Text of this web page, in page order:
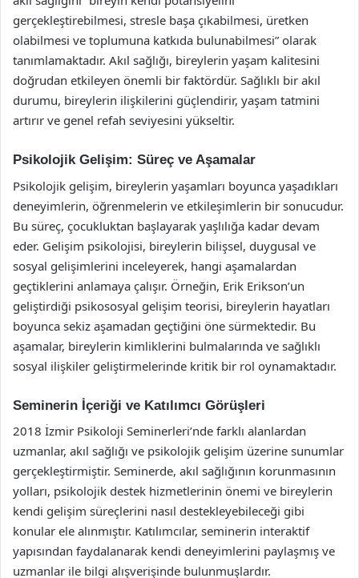
gerçekleştirebilmesi, stresle başa çıkabilmesi, üretken
olabilmesi ve toplumuna katkıda bulunabilmesi” olarak
tanımlamaktadır. Akıl sağlığı, bireylerin yaşam kalitesini
doğrudan etkileyen önemli bir faktördür. Sağlıklı bir akıl
durumu, bireylerin ilişkilerini güçlendirir, yaşam tatmini
artırır ve genel refah seviyesini yükseltir.
Psikolojik Gelişim: Süreç ve Aşamalar
Psikolojik gelişim, bireylerin yaşamları boyunca yaşadıkları
deneyimlerin, öğrenmelerin ve etkileşimlerin bir sonucudur.
Bu süreç, çocukluktan başlayarak yaşlılığa kadar devam
eder. Gelişim psikolojisi, bireylerin bilişsel, duygusal ve
sosyal gelişimlerini inceleyerek, hangi aşamalardan
geçtiklerini anlamaya çalışır. Örneğin, Erik Erikson’un
geliştirdiği psikososyal gelişim teorisi, bireylerin hayatları
boyunca sekiz aşamadan geçtiğini öne sürmektedir. Bu
aşamalar, bireylerin kimliklerini bulmalarında ve sağlıklı
sosyal ilişkiler geliştirmelerinde kritik bir rol oynamaktadır.
Seminerin İçeriği ve Katılımcı Görüşleri
2018 İzmir Psikoloji Seminerleri’nde farklı alanlardan
uzmanlar, akıl sağlığı ve psikolojik gelişim üzerine sunumlar
gerçekleştirmiştir. Seminerde, akıl sağlığının korunmasının
yolları, psikolojik destek hizmetlerinin önemi ve bireylerin
kendi gelişim süreçlerini nasıl destekleyebileceği gibi
konular ele alınmıştır. Katılımcılar, seminerin interaktif
yapısından faydalanarak kendi deneyimlerini paylaşmış ve
uzmanlar ile bilgi alışverişinde bulunmuşlardır.